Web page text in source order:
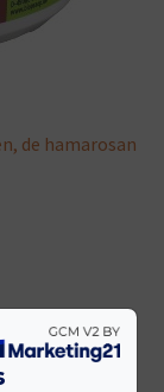
de hamarosan